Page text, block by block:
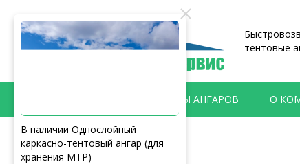
тентовые
ТИПЫ АНГАРОВ О
Главная > Наши работы
В наличии Однослойный
каркасно-тентовый ангар (для
хранения МТР)